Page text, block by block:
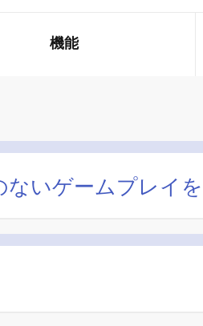
機能
いゲームプレイを